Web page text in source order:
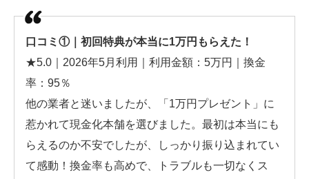
口コミ①｜初回特典が本当に1万円もらえた！
★5.0｜2026年5月利用｜利用金額：5万円｜換金
率：95％
他の業者と迷いましたが、「1万円プレゼント」に
惹かれて現金化本舗を選びました。最初は本当にも
らえるのか不安でしたが、しっかり振り込まれてい
て感動！換金率も高めで、トラブルも一切なくス